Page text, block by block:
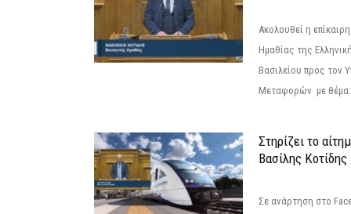
Ακολουθεί η
Ημαθίας της
Βασιλείου προς τον
Μεταφορών με θέμα:
Στηρίζει το
Βασίλης Κοτίδης
Σε ανάρτηση στο